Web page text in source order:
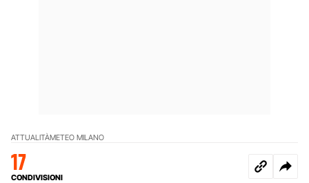
ATTUALITÀMETEO MILANO
17
CONDIVISIONI